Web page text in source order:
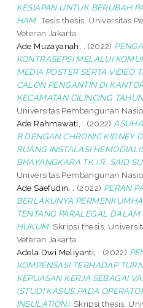
KESIAPAN UNTUK BERUBAH
HAM. Tesis thesis, Universitas
Veteran Jakarta.
Ade Muzayanah, .
(2022)
KONTRASEPSI MELALUI
MEDIA POSTER SERTA VIDEO
CALON PENGANTIN DI
KECAMATAN CILINCING
Universitas Pembangunan
Ade Rahmawati, .
(2022)
B DENGAN CHRONIC KIDNEY
RUANG INSTALASI
BHAYANGKARA TK.I R. SAID
Universitas Pembangunan
Ade Saefudin, .
(2022) PERAN
BERLAKUNYA
TENTANG PARALEGAL
HUKUM. Skripsi thesis,
Veteran Jakarta.
Adela Dwi Meliyanti, .
(2022)
KOMPENSASI TERHADAP
KEPUASAN KERJA SEBAGAI
(STUDI KASUS PADA
INSULATION). Skripsi thesis,